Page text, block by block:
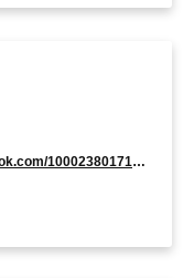
https://www.facebook.com/100023801712873